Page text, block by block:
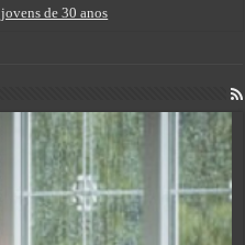
de 30 anos